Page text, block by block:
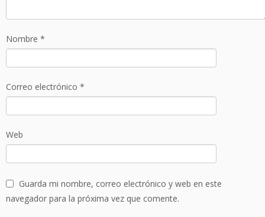
Nombre *
Correo electrónico *
Web
Guarda mi nombre, correo electrónico y web en este
navegador para la próxima vez que comente.